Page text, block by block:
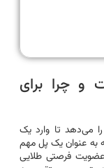
و چرا برای
می‌دهد تا وارد یک
به عنوان یک پل مهم
فرصتی طلایی